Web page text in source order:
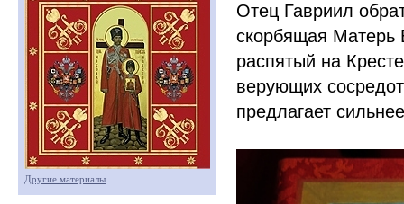
Отец Гавриил
скорбящая
распятый на
верующих
предлагает
Другие материалы